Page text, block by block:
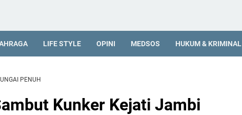
LIFE STYLE OPINI MEDSOS HUKUM & KRIMINAL
PENUH
Kunker Kejati Jambi